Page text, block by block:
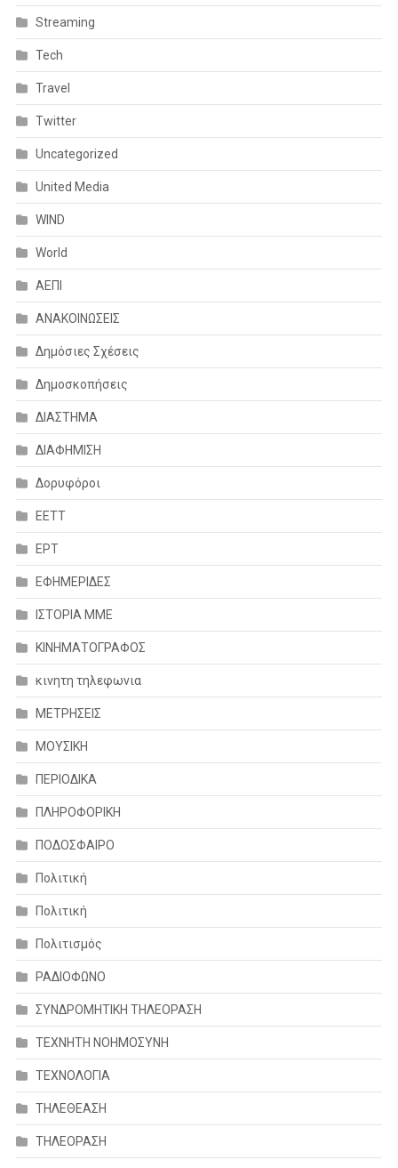
Streaming
Tech
Travel
Twitter
Uncategorized
United Media
WIND
World
ΑΕΠΙ
ΑΝΑΚΟΙΝΩΣΕΙΣ
Δημόσιες Σχέσεις
Δημοσκοπήσεις
ΔΙΑΣΤΗΜΑ
ΔΙΑΦΗΜΙΣΗ
Δορυφόροι
ΕΕΤΤ
ΕΡΤ
ΕΦΗΜΕΡΙΔΕΣ
ΙΣΤΟΡΙΑ ΜΜΕ
ΚΙΝΗΜΑΤΟΓΡΑΦΟΣ
κινητη τηλεφωνια
ΜΕΤΡΗΣΕΙΣ
ΜΟΥΣΙΚΗ
ΠΕΡΙΟΔΙΚΑ
ΠΛΗΡΟΦΟΡΙΚΗ
ΠΟΔΟΣΦΑΙΡΟ
Πολιτική
Πολιτική
Πολιτισμός
ΡΑΔΙΟΦΩΝΟ
ΣΥΝΔΡΟΜΗΤΙΚΗ ΤΗΛΕΟΡΑΣΗ
ΤΕΧΝΗΤΗ ΝΟΗΜΟΣΥΝΗ
ΤΕΧΝΟΛΟΓΙΑ
ΤΗΛΕΘΕΑΣΗ
ΤΗΛΕΟΡΑΣΗ